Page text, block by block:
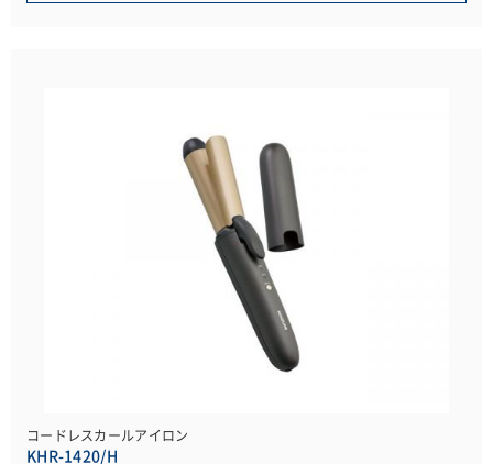
コードレスカールアイロン
KHR-1420/H